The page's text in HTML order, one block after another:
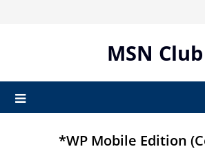
MSN Club
*WP Mobile Edition